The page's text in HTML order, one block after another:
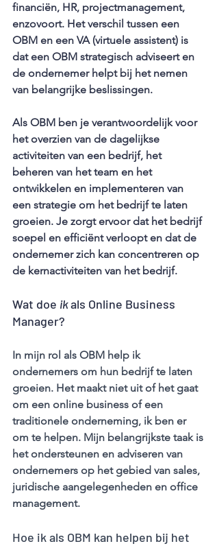
financiën, HR, projectmanagement,
enzovoort. Het verschil tussen een
OBM en een VA (virtuele assistent) is
dat een OBM strategisch adviseert en
de ondernemer helpt bij het nemen
van belangrijke beslissingen.
Als OBM ben je verantwoordelijk voor
het overzien van de dagelijkse
activiteiten van een bedrijf, het
beheren van het team en het
ontwikkelen en implementeren van
een strategie om het bedrijf te laten
groeien. Je zorgt ervoor dat het bedrijf
soepel en efficiënt verloopt en dat de
ondernemer zich kan concentreren op
de kernactiviteiten van het bedrijf.
Wat doe ik als Online Business
Manager?
In mijn rol als OBM help ik
ondernemers om hun bedrijf te laten
groeien. Het maakt niet uit of het gaat
om een online business of een
traditionele onderneming, ik ben er
om te helpen. Mijn belangrijkste taak is
het ondersteunen en adviseren van
ondernemers op het gebied van sales,
juridische aangelegenheden en office
management.
Hoe ik als OBM kan helpen bij het